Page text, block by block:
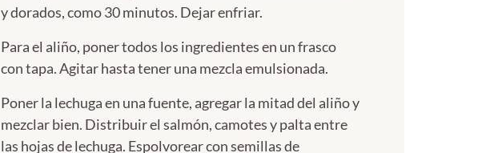
y dorados, como 30 minutos. Dejar enfriar.
Para el aliño, poner todos los ingredientes en un frasco
con tapa. Agitar hasta tener una mezcla emulsionada.
Poner la lechuga en una fuente, agregar la mitad del aliño y
mezclar bien. Distribuir el salmón, camotes y palta entre
las hojas de lechuga. Espolvorear con semillas de